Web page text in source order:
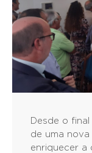
Desde o
de uma
enriquecer a